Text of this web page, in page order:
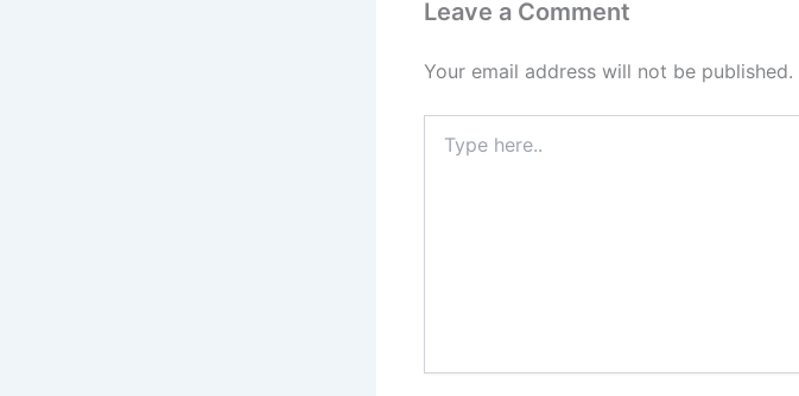
Leave a Comment
Your email address will not be published.
here..